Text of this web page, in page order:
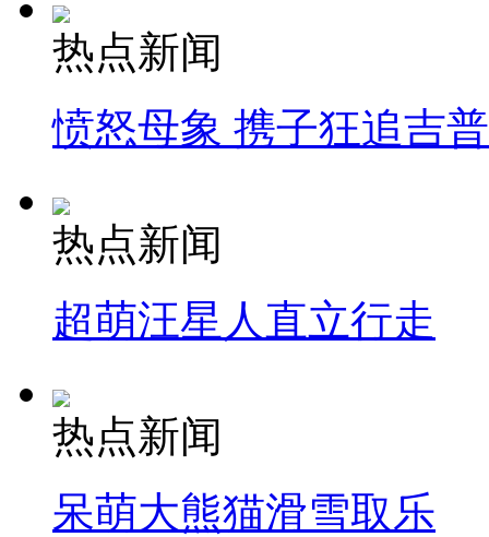
热点新闻
愤怒母象 携子狂追吉
热点新闻
超萌汪星人直立行走
热点新闻
呆萌大熊猫滑雪取乐